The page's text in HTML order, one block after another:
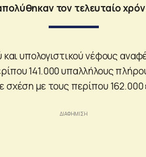
τον τελευταίο
και υπολογιστικού νέφους
141.000 υπαλλήλους
σχέση με τους περίπου